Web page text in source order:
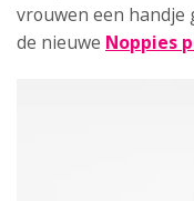
vrouwen een handje
de nieuwe Noppies